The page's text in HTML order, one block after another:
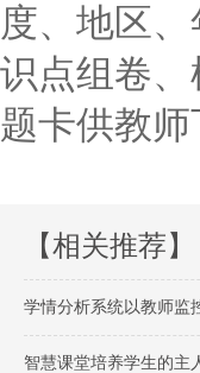
度、地区
识点组卷
题卡供教
【相关推荐】
学情分析系统以教师监
智慧课堂培养学生的主